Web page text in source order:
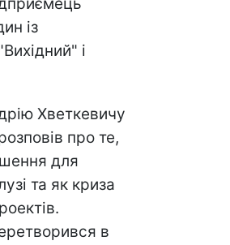
із
і
Хветкевичу
про те,
для
та як криза
в